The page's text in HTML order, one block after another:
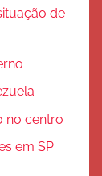
de
no centro
em SP